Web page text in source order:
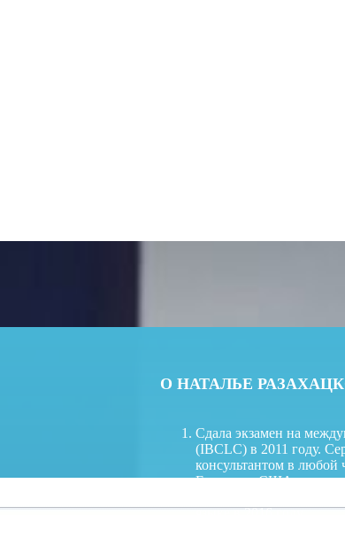
О НАТАЛЬЕ
Cдала экзамен на
(IBCLC) в 2011 году.
консультантом в любой
Европы и США.
Успешно сдала ре-
языке в 2016 году.
Прошла курс обучения